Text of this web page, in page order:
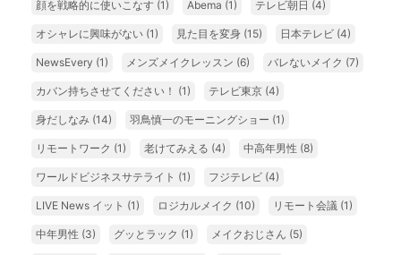
顔を戦略的に使いこなす (1) Abema (1) テレビ朝日 (4)
オシャレに興味がない (1) 見た目を変身 (15) 日本テレビ (4)
NewsEvery (1) メンズメイクレッスン (6) バレないメイク (7)
カバン持ちさせてください！ (1) テレビ東京 (4)
身だしなみ (14) 羽鳥慎一のモーニングショー (1)
リモートワーク (1) 老けてみえる (4) 中高年男性 (8)
ワールドビジネスサテライト (1) フジテレビ (4)
LIVE News イット (1) ロジカルメイク (10) リモート会議 (1)
中年男性 (3) グッとラック (1) メイクおじさん (5)